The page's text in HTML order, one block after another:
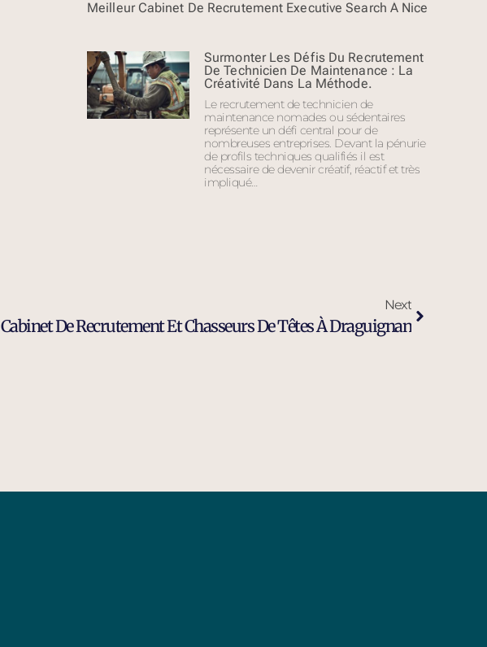
Meilleur Cabinet De Recrutement Executive Search À Nice
Surmonter Les Défis Du Recrutement
De Technicien De Maintenance : La
Créativité Dans La Méthode.
Le recrutement de technicien de
maintenance nomades ou sédentaires
représente un défi central pour de
nombreuses entreprises. Devant la pénurie
de profils techniques qualifiés il est
nécessaire de devenir créatif, réactif et très
impliqué…
Next
Cabinet De Recrutement Et Chasseurs De Têtes À Draguignan